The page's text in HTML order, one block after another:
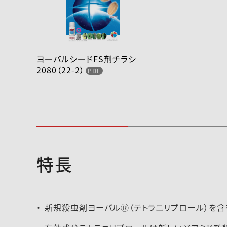
ヨ―バルシ―ドFS剤チラシ
2080（22-2）
2025-046登録速報（250129）
特長
新規殺虫剤ヨーバルⓇ（テトラニリプロール）を含